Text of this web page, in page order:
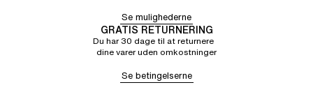
Se mulighederne
GRATIS RETURNERING
Du har 30 dage til at returnere
dine varer uden omkostninger
Se betingelserne